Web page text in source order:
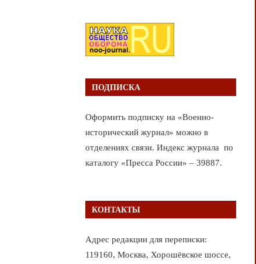
ПОДПИСКА
Оформить подписку на «Военно-
исторический журнал» можно в
отделениях связи. Индекс журнала по
каталогу «Пресса России» – 39887.
КОНТАКТЫ
Адрес редакции для переписки:
119160, Москва, Хорошёвское шоссе,